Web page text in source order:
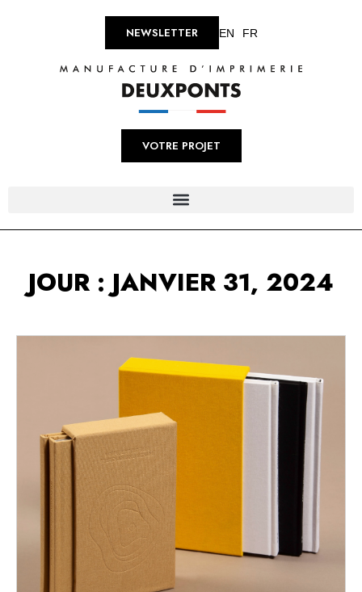
NEWSLETTER EN FR
VOTRE PROJET
JOUR : JANVIER 31, 2024